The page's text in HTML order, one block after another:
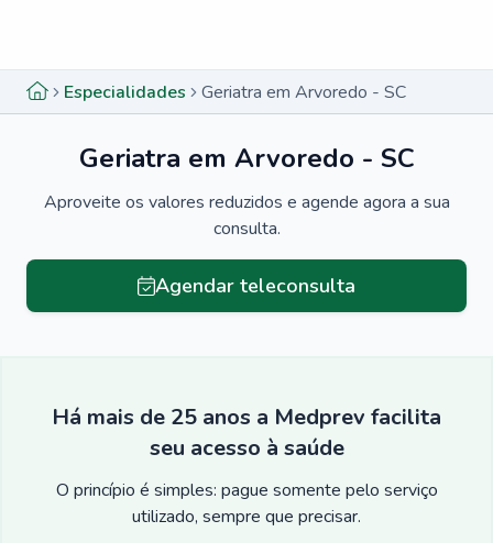
Especialidades Geriatra em Arvoredo - SC
Geriatra em Arvoredo - SC
Aproveite os valores reduzidos e agende agora a sua
consulta.
Agendar teleconsulta
Há mais de 25 anos a Medprev facilita
seu acesso à saúde
O princípio é simples: pague somente pelo serviço
utilizado, sempre que precisar.